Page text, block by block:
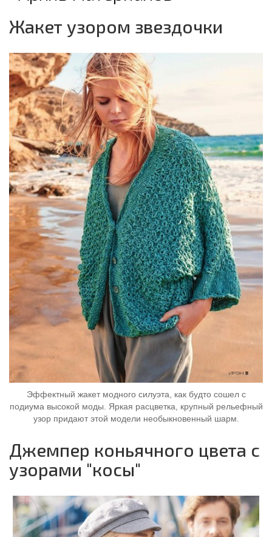
Жакет узором звездочки
Эффектный жакет модного силуэта, как будто сошел с
подиума высокой моды. Яркая расцветка, крупный рельефный
узор придают этой модели необыкновенный шарм.
Джемпер коньячного цвета с
узорами "косы"